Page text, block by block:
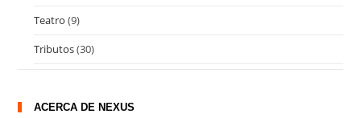
Teatro (9)
Tributos(30)
ACERCA DE NEXUS